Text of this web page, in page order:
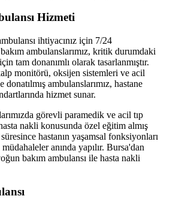
Hizmeti
ihtiyacınız için 7/24
ambulanslarımız, kritik durumdaki
tam donanımlı olarak tasarlanmıştır.
monitörü, oksijen sistemleri ve acil
ambulanslarımız, hastane
hizmet sunar.
görevli paramedik ve acil tıp
nakli konusunda özel eğitim almış
hastanın yaşamsal fonksiyonları
anında yapılır. Bursa'dan
bakım ambulansı ile hasta nakli